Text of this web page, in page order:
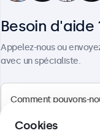
Besoin d'aide
Appelez-nous ou
avec un spécialiste.
Cookies